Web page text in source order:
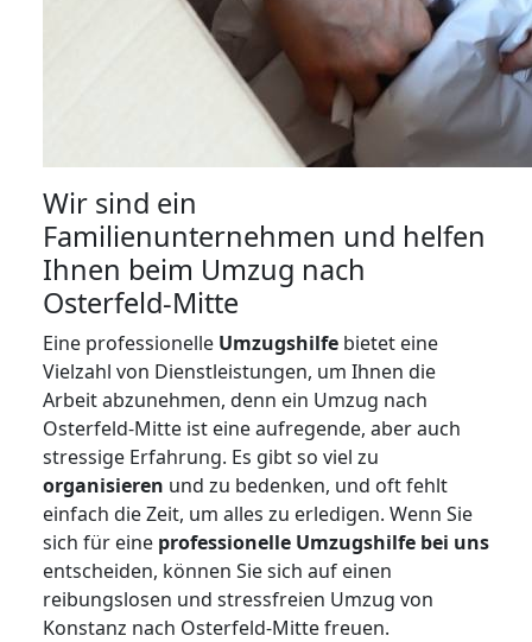
Wir sind ein
Familienunternehmen und helfen
Ihnen beim Umzug nach
Osterfeld-Mitte
Eine professionelle Umzugshilfe bietet eine
Vielzahl von Dienstleistungen, um Ihnen die
Arbeit abzunehmen, denn ein Umzug nach
Osterfeld-Mitte ist eine aufregende, aber auch
stressige Erfahrung. Es gibt so viel zu
organisieren und zu bedenken, und oft fehlt
einfach die Zeit, um alles zu erledigen. Wenn Sie
sich für eine professionelle Umzugshilfe bei uns
entscheiden, können Sie sich auf einen
reibungslosen und stressfreien Umzug von
Konstanz nach Osterfeld-Mitte freuen.